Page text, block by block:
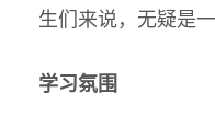
生们来说，无疑是
学习氛围